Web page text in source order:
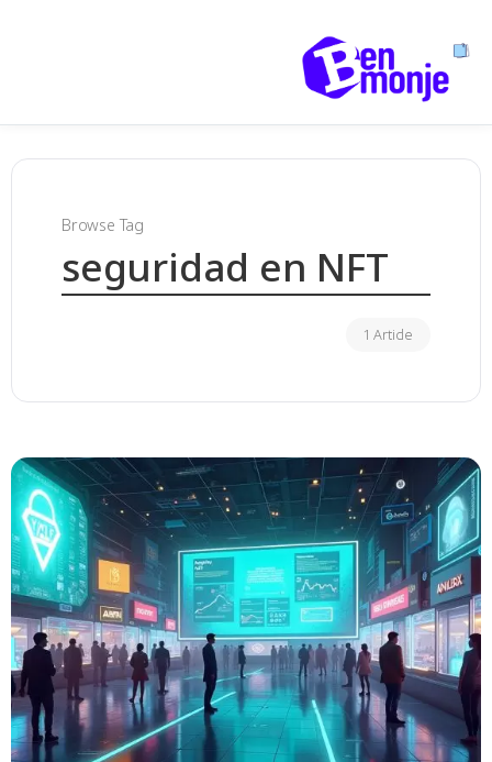
Browse Tag
seguridad en NFT
1 Article